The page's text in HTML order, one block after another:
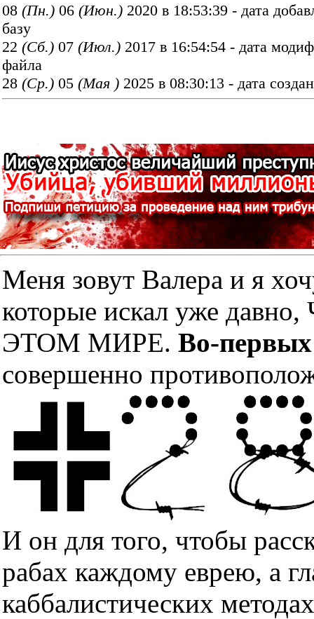
08 (Пн.) 06 (Июн.) 2020 в 18:53:39 - дата
базу
22 (Cб.) 07 (Июл.) 2017 в 16:54:54 - дата
файла
28 (Ср.) 05 (Мая ) 2025 в 08:30:13 - дата
Меня зовут Валера и я
которые искал уже
ЭТОМ МИРЕ. Во-первых
совершенно
И он для того, чтобы
рабах каждому еврею, а
каббалистических